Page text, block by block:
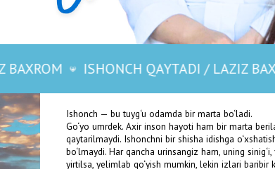
ISHONCH QAYTADI / LAZIZ BAXROM
Payg‘ambar alayhis-salom singan idishlarnigina emas, balki
ishonchni biz bevosita idishga qiyoslar ekanmiz, bir marta
Ammo shunday qarash turi mavjud erurkim, ishonch nisbati ila,
mumkin. Qachonki haqiqiy sevgiga tola qalb egasida.
opa-singlisiga mehri singari. Bugungi kundagi ba'zi odamlarni
bolishingizni ham qizig'i yoq!) Bu meni nazlimda hato fikr.
olgani uchun do'st, agarda u ham hafa bolishga haqqi
Ota-ona bu hafa bolishimiz umuman kerak emas insonlardir.
olamiz. Zero uning muddati ham uch kunni tashkil etsa.
ega emas bir davrda, bu fazilat ila do'st ham, hafa bo'lishing
Yordam deylik; yordamni hamma ham yaxshi payti bera oladi!